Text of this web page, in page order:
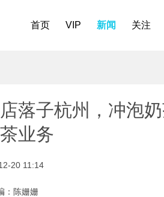
首页 VIP 新闻 关注
落子杭州，冲泡
业务
20 11:14
陈姗姗